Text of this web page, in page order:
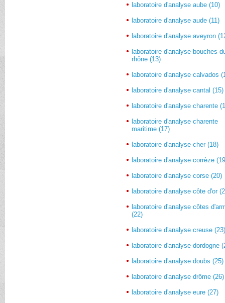
laboratoire d'analyse aube (10)
laboratoire d'analyse aude (11)
laboratoire d'analyse aveyron
laboratoire d'analyse bouches
rhône (13)
laboratoire d'analyse calvados
laboratoire d'analyse cantal (15)
laboratoire d'analyse charente
laboratoire d'analyse charente
maritime (17)
laboratoire d'analyse cher (18)
laboratoire d'analyse corrèze
laboratoire d'analyse corse (20)
laboratoire d'analyse côte d'or
laboratoire d'analyse côtes
(22)
laboratoire d'analyse creuse
laboratoire d'analyse dordogne
laboratoire d'analyse doubs (25)
laboratoire d'analyse drôme (26)
laboratoire d'analyse eure (27)